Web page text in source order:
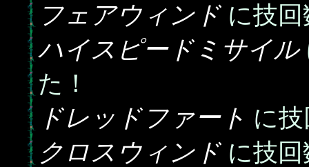
フェアウィンド に技
ハイスピードミサイル
た！
ドレッドファート に
クロスウィンド に技